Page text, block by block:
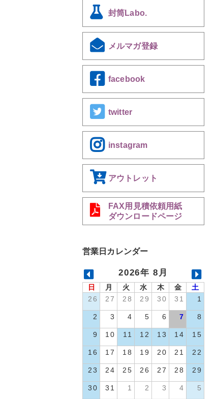
封筒Labo.
メルマガ登録
facebook
twitter
instagram
アウトレット
FAX用見積依頼用紙
ダウンロードページ
営業日カレンダー
2026年 8月
日 月 火 水 木 金
土
26
27 28 29 30 31 1
2 3 4 5 6 7 8
9 10 11 12 13 14 15
16 17 18 19 20 21 22
23 24 25 26 27 28 29
30 31 1 2 3 4 5